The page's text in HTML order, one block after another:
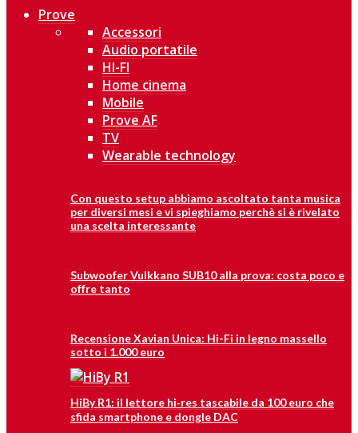
Prove
Accessori
Audio portatile
HI-FI
Home cinema
Mobile
Prove AF
TV
Wearable technology
Con questo setup abbiamo ascoltato tanta musica
per diversi mesi e vi spieghiamo perchè si è rivelato
una scelta interessante
Subwoofer Vulkkano SUB10 alla prova: costa poco e
offre tanto
Recensione Xavian Unica: Hi-Fi in legno massello
sotto i 1.000 euro
HiBy R1: il lettore hi‑res tascabile da 100 euro che
sfida smartphone e dongle DAC